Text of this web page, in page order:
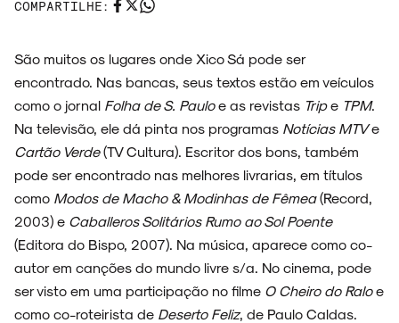
COMPARTILHE:
São muitos os lugares onde Xico Sá pode ser
encontrado. Nas bancas, seus textos estão em veículos
como o jornal Folha de S. Pauloe as revistas Tripe TPM.
Na televisão, ele dá pinta nos programas Notícias MTVe
Cartão Verde(TV Cultura). Escritor dos bons, também
pode ser encontrado nas melhores livrarias, em títulos
como Modos de Macho & Modinhas de Fêmea(Record,
2003) e Caballeros Solitários Rumo ao Sol Poente
(Editora do Bispo, 2007). Na música, aparece como co-
autor em canções do mundo livre s/a. No cinema, pode
ser visto em uma participação no filme O Cheiro do Raloe
como co-roteirista de Deserto Feliz, de Paulo Caldas.